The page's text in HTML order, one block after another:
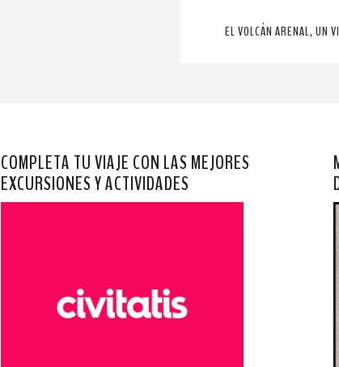
EL VOLCÁN ARENAL, UN
COMPLETA TU VIAJE CON LAS MEJORES
EXCURSIONES Y ACTIVIDADES